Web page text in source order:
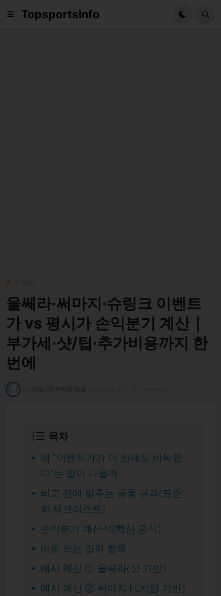
TopsportsInfo
홈
울쎄라·써마지·슈링크 이벤트
가 vs 평시가 손익분기 계산｜
부가세·샷/팁·추가비용까지 한
번에
목차
왜 “이벤트가가 더 싼데도 비싸졌
다”는 말이 나올까
비교 전에 맞추는 공통 규격(표준
화 체크리스트)
손익분기 계산식(핵심 공식)
바로 쓰는 입력 항목
예시 계산 ① 울쎄라(샷 기반)
예시 계산 ② 써마지 FLX(팁 기반)